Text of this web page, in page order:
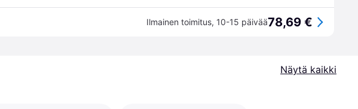
Ilmainen toimitus, 10-15 päivää78,69 €
Näytä kaikki